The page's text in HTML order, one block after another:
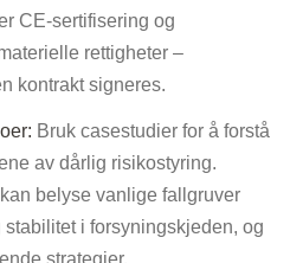
CE-sertifisering og
rettigheter –
kontrakt signeres.
Bruk casestudier for å forstå
av dårlig risikostyring.
belyse vanlige fallgruver
stabilitet i forsyningskjeden, og
strategier.